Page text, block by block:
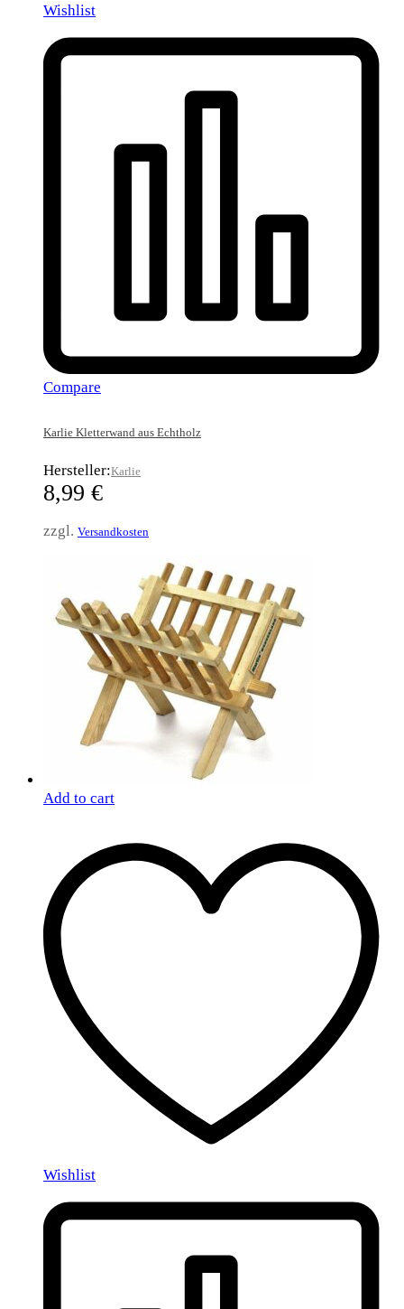
Wishlist
Compare
Karlie Kletterwand aus Echtholz
Hersteller:Karlie
8,99 €
zzgl. Versandkosten
Add to cart
Wishlist